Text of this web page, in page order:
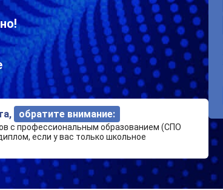
обратите внимание:
с профессиональным образованием (СПО
если у вас только школьное